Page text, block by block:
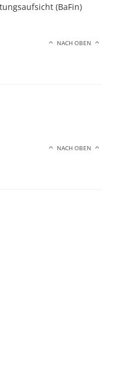
(BaFin)
NACH OBEN
NACH OBEN